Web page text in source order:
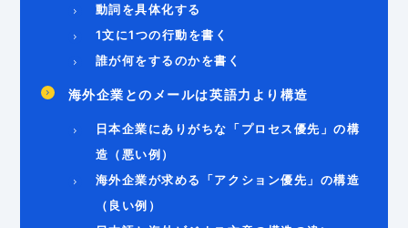
動詞を具体化する
1文に1つの行動を書く
誰が何をするのかを書く
海外企業とのメールは英語力より構造
日本企業にありがちな「プロセス優先」の構
造（悪い例）
海外企業が求める「アクション優先」の構造
（良い例）